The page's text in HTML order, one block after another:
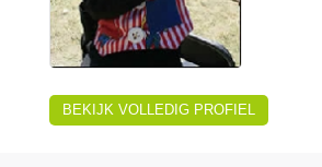
BEKIJK VOLLEDIG PROFIEL